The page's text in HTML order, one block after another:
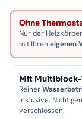
Ohne
Nur der
mit Ihren eigenen
Mit
Reiner
inklusive. Nicht
verschlossen.